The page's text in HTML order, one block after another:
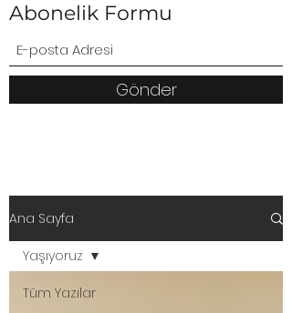
Abonelik Formu
Gönder
Ana Sayfa
Tüm Yazılar
Yaşıyoruz